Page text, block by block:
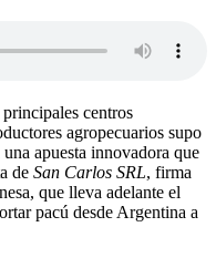
centros
agropecuarios supo
apuesta innovadora que
de San Carlos SRL, firma
que lleva adelante el
pacú desde Argentina a